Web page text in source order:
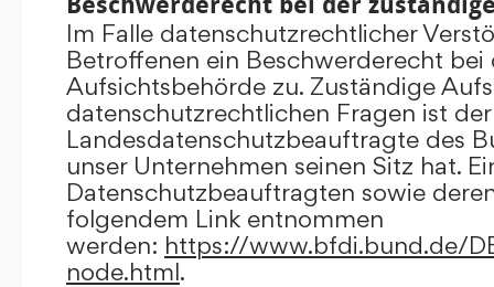
Im Falle datenschutzrechtlicher
Betroffenen ein Beschwerderecht bei
Aufsichtsbehörde zu. Zuständige
datenschutzrechtlichen Fragen ist der
Landesdatenschutzbeauftragte des
unser Unternehmen seinen Sitz hat.
Datenschutzbeauftragten sowie
folgendem Link entnommen
werden: https://www.bfdi.bund.de/
node.html.